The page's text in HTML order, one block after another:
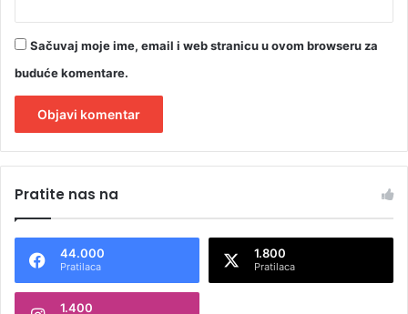
Sačuvaj moje ime, email i web stranicu u ovom browseru za
buduće komentare.
t
n
Pratite nas na
44.000
Pratilaca
1.800
Pratilaca
1.400